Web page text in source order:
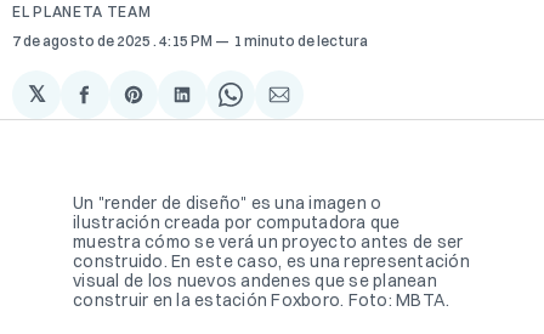
EL PLANETA TEAM
7 de agosto de 2025 . 4:15 PM 1 minuto de lectura
𝕏
Compartir
en
Share
on
Compartir
en
Share
on
Compartir
via
Un "render de diseño" es una imagen o
ilustración creada por computadora que
muestra cómo se verá un proyecto antes de ser
construido. En este caso, es una representación
visual de los nuevos andenes que se planean
construir en la estación Foxboro. Foto: MBTA.